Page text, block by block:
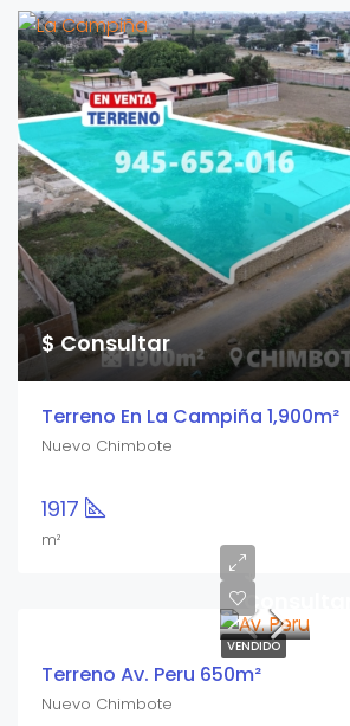
$ Consultar
Terreno En La Campiña 1,900m²
Nuevo Chimbote
1917
m²
VENDIDO
$
Consultar
Terreno Av. Peru 650m²
Nuevo Chimbote